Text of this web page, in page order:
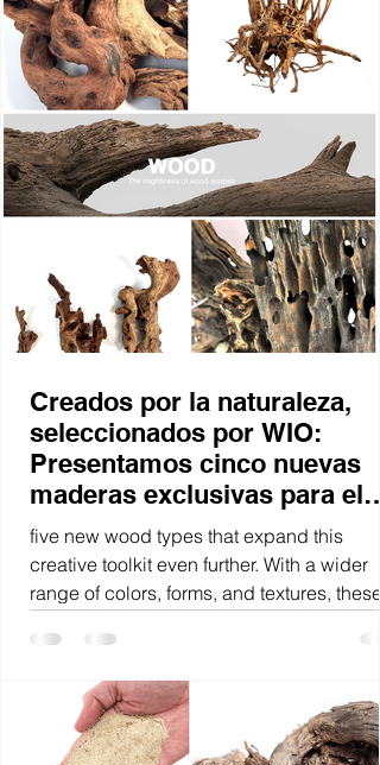
needs, no compromise, no mess.
Creados por la naturaleza,
seleccionados por WIO:
Presentamos cinco nuevas
maderas exclusivas para el
paisajismo acuático 🌿
five new wood types that expand this
creative toolkit even further. With a wider
range of colors, forms, and textures, these
directions whether you're building serene
rootscapes, rugged mountain rivers, or
miniature forests.